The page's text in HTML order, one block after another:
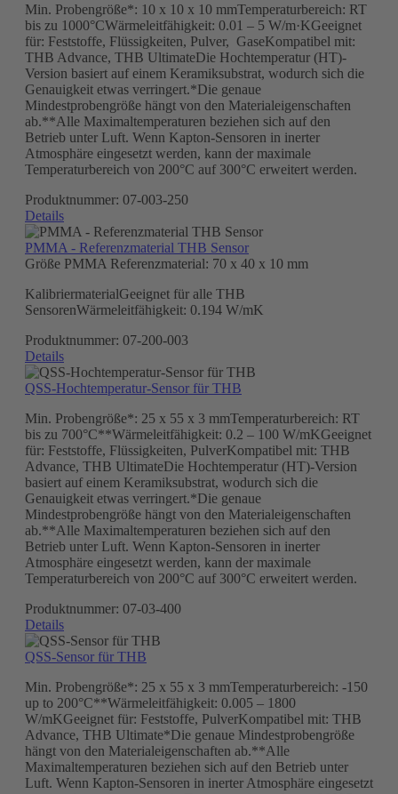
Min. Probengröße*: 10 x 10 x 10 mmTemperaturbereich: RT
bis zu 1000°CWärmeleitfähigkeit: 0.01 – 5 W/m·KGeeignet
für: Feststoffe, Flüssigkeiten, Pulver, GaseKompatibel mit:
THB Advance, THB UltimateDie Hochtemperatur (HT)-
Version basiert auf einem Keramiksubstrat, wodurch sich die
Genauigkeit etwas verringert.*Die genaue
Mindestprobengröße hängt von den Materialeigenschaften
ab.**Alle Maximaltemperaturen beziehen sich auf den
Betrieb unter Luft. Wenn Kapton-Sensoren in inerter
Atmosphäre eingesetzt werden, kann der maximale
Temperaturbereich von 200°C auf 300°C erweitert werden.
Produktnummer: 07-003-250
Details
PMMA - Referenzmaterial THB Sensor
Größe PMMA Referenzmaterial: 70 x 40 x 10 mm
KalibriermaterialGeeignet für alle THB
SensorenWärmeleitfähigkeit: 0.194 W/mK
Produktnummer: 07-200-003
Details
QSS-Hochtemperatur-Sensor für THB
Min. Probengröße*: 25 x 55 x 3 mmTemperaturbereich: RT
bis zu 700°C**Wärmeleitfähigkeit: 0.2 – 100 W/mKGeeignet
für: Feststoffe, Flüssigkeiten, PulverKompatibel mit: THB
Advance, THB UltimateDie Hochtemperatur (HT)-Version
basiert auf einem Keramiksubstrat, wodurch sich die
Genauigkeit etwas verringert.*Die genaue
Mindestprobengröße hängt von den Materialeigenschaften
ab.**Alle Maximaltemperaturen beziehen sich auf den
Betrieb unter Luft. Wenn Kapton-Sensoren in inerter
Atmosphäre eingesetzt werden, kann der maximale
Temperaturbereich von 200°C auf 300°C erweitert werden.
Produktnummer: 07-03-400
Details
QSS-Sensor für THB
Min. Probengröße*: 25 x 55 x 3 mmTemperaturbereich: -150
up to 200°C**Wärmeleitfähigkeit: 0.005 – 1800
W/mKGeeignet für: Feststoffe, PulverKompatibel mit: THB
Advance, THB Ultimate*Die genaue Mindestprobengröße
hängt von den Materialeigenschaften ab.**Alle
Maximaltemperaturen beziehen sich auf den Betrieb unter
Luft. Wenn Kapton-Sensoren in inerter Atmosphäre eingesetzt